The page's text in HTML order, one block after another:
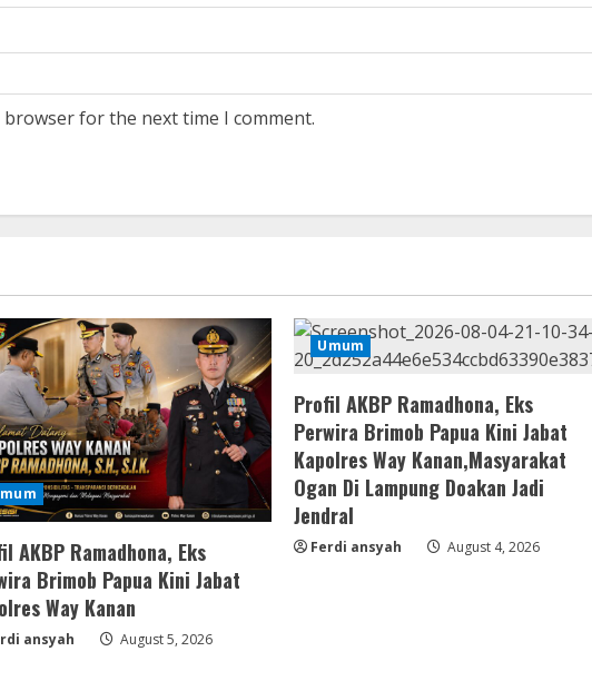
for the next time I comment.
AKBP Ramadhona, Eks
Brimob Papua Kini Jabat
Way Kanan
ansyah August 5, 2026
Umum
Profil AKBP Ramadhona, Eks
Perwira Brimob Papua Kini Jabat
Kapolres Way Kanan,Masyarakat
Ogan Di Lampung Doakan Jadi
Jendral
Ferdi ansyah August 4, 2026